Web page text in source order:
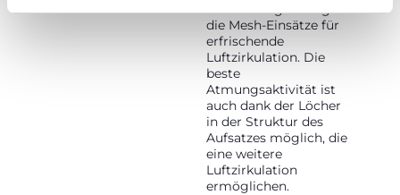
Sommertagen sorgen
die Mesh-Einsätze für
erfrischende
Luftzirkulation. Die
beste
Atmungsaktivität ist
auch dank der Löcher
in der Struktur des
Aufsatzes möglich, die
eine weitere
Luftzirkulation
ermöglichen.